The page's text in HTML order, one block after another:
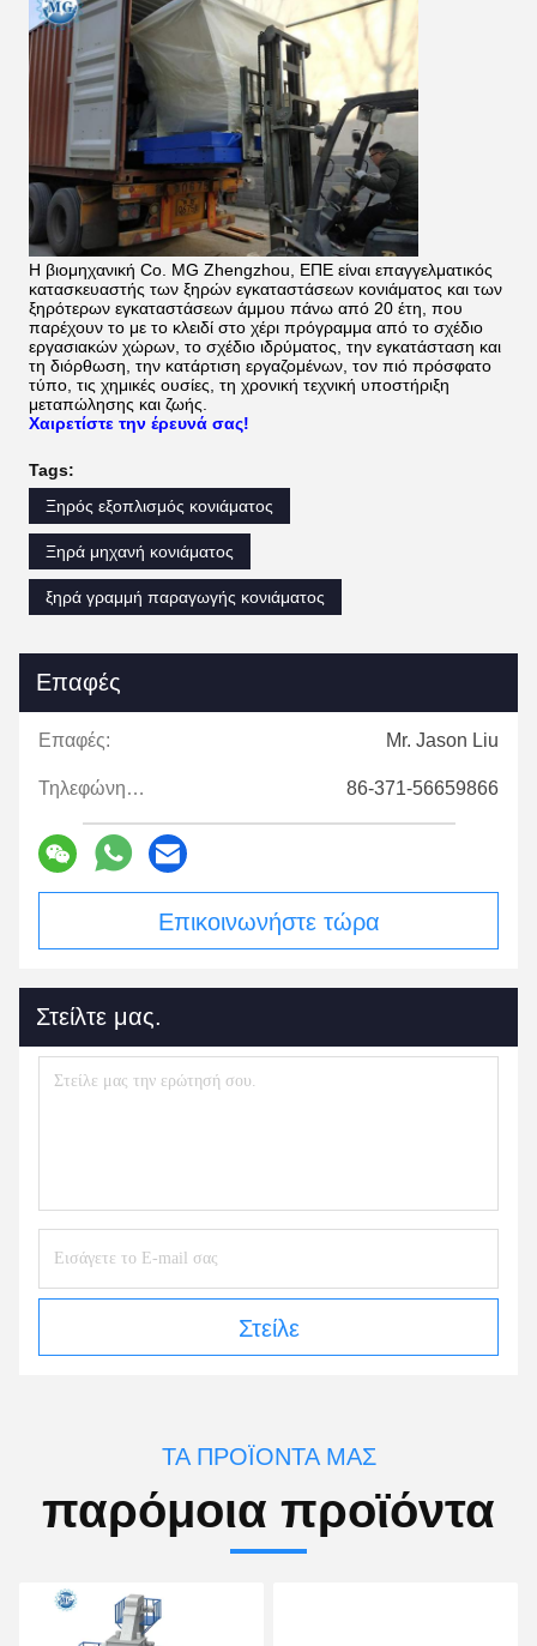
Η βιομηχανική Co. MG Zhengzhou, ΕΠΕ είναι επαγγελματικός
κατασκευαστής των ξηρών εγκαταστάσεων κονιάματος και των
ξηρότερων εγκαταστάσεων άμμου πάνω από 20 έτη, που
παρέχουν το με το κλειδί στο χέρι πρόγραμμα από το σχέδιο
εργασιακών χώρων, το σχέδιο ιδρύματος, την εγκατάσταση και
τη διόρθωση, την κατάρτιση εργαζομένων, τον πιό πρόσφατο
τύπο, τις χημικές ουσίες, τη χρονική τεχνική υποστήριξη
μεταπώλησης και ζωής.
Χαιρετίστε την έρευνά σας!
Tags:
Ξηρός εξοπλισμός κονιάματος
Ξηρά μηχανή κονιάματος
ξηρά γραμμή παραγωγής κονιάματος
Επαφές
Επαφές: Mr. Jason Liu
Τηλεφώνημα: 86-371-56659866
Επικοινωνήστε τώρα
Στείλτε μας.
Στείλε
ΤΑ ΠΡΟΪΌΝΤΑ ΜΑΣ
παρόμοια προϊόντα